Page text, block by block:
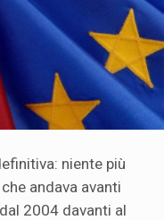
niente più
andava avanti
2004 davanti al